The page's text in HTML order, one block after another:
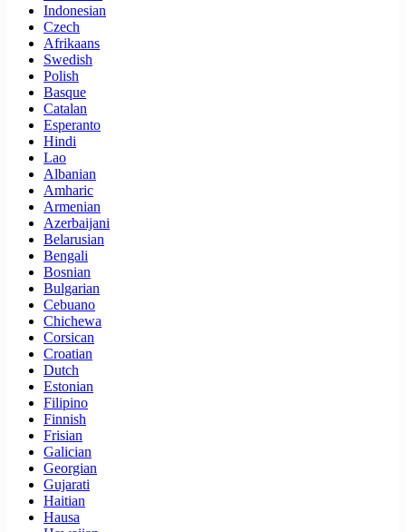
Indonesian
Czech
Afrikaans
Swedish
Polish
Basque
Catalan
Esperanto
Hindi
Lao
Albanian
Amharic
Armenian
Azerbaijani
Belarusian
Bengali
Bosnian
Bulgarian
Cebuano
Chichewa
Corsican
Croatian
Dutch
Estonian
Filipino
Finnish
Frisian
Galician
Georgian
Gujarati
Haitian
Hausa